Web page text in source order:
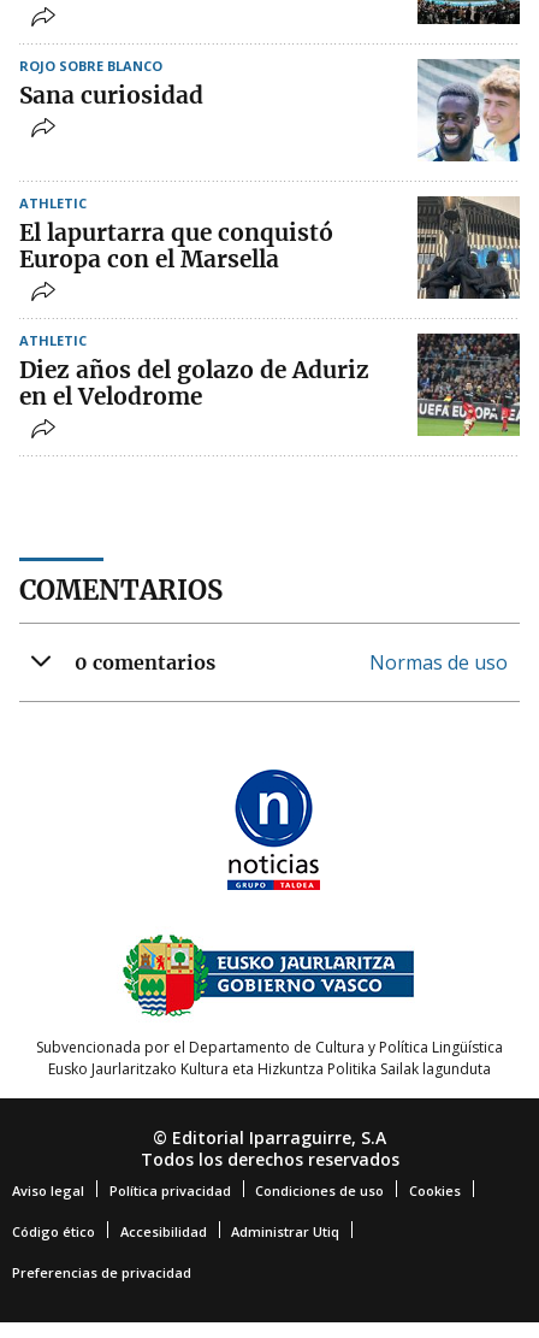
ROJO SOBRE BLANCO
Sana curiosidad
ATHLETIC
El lapurtarra que conquistó
Europa con el Marsella
ATHLETIC
Diez años del golazo de Aduriz
en el Velodrome
COMENTARIOS
0 comentarios Normas de uso
Subvencionada por el Departamento de Cultura y Política Lingüística
Eusko Jaurlaritzako Kultura eta Hizkuntza Politika Sailak lagunduta
© Editorial Iparraguirre, S.A
Todos los derechos reservados
Aviso legal Política privacidad Condiciones de uso Cookies
Código ético Accesibilidad Administrar Utiq
Preferencias de privacidad